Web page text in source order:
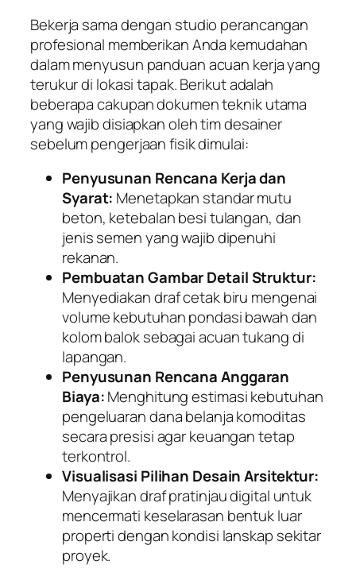
Bekerja sama dengan studio perancangan
profesional memberikan Anda kemudahan
dalam menyusun panduan acuan kerja yang
terukur di lokasi tapak. Berikut adalah
beberapa cakupan dokumen teknik utama
yang wajib disiapkan oleh tim desainer
sebelum pengerjaan fisik dimulai:
Penyusunan Rencana Kerja dan
Syarat: Menetapkan standar mutu
beton, ketebalan besi tulangan, dan
jenis semen yang wajib dipenuhi
rekanan.
Pembuatan Gambar Detail Struktur:
Menyediakan draf cetak biru mengenai
volume kebutuhan pondasi bawah dan
kolom balok sebagai acuan tukang di
lapangan.
Penyusunan Rencana Anggaran
Biaya:Menghitung estimasi kebutuhan
pengeluaran dana belanja komoditas
secara presisi agar keuangan tetap
terkontrol.
Visualisasi Pilihan Desain Arsitektur:
Menyajikan draf pratinjau digital untuk
mencermati keselarasan bentuk luar
properti dengan kondisi lanskap sekitar
proyek.